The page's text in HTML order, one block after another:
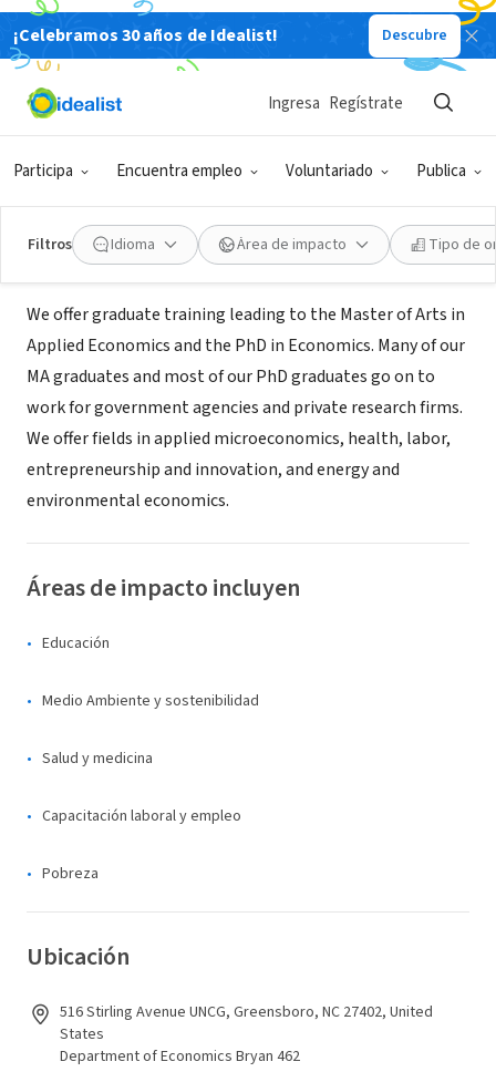
¡Celebramos 30 años de Idealist! Descubre
Participa Encuentra empleo Voluntariado Publica
Ingresa Regístrate
Filtros Idioma Área de impacto Tipo de
ORGANIZACIÓN SIN FIN DE LUCRO
University of North Carolina at
Greensboro--Economics Program
Greensboro, NC|economics.uncg.edu
Acerca de
We offer graduate training leading to the Master of Arts in
Applied Economics and the PhD in Economics. Many of our
MA graduates and most of our PhD graduates go on to
work for government agencies and private research firms.
We offer fields in applied microeconomics, health, labor,
entrepreneurship and innovation, and energy and
environmental economics.
Áreas de impacto incluyen
Educación
Medio Ambiente y sostenibilidad
Salud y medicina
Capacitación laboral y empleo
Pobreza
Ubicación
516 Stirling Avenue UNCG, Greensboro, NC 27402, United
States
Department of Economics Bryan 462